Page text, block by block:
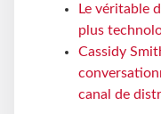
Le véritable
plus
Cassidy
canal de